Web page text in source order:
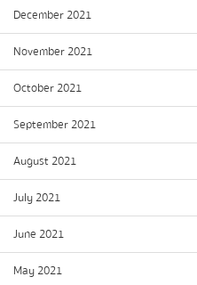
December 2021
November 2021
October 2021
September 2021
August 2021
July 2021
June 2021
May 2021